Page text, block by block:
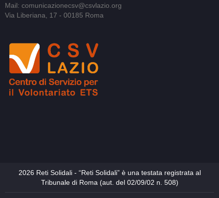
Mail: comunicazionecsv@csvlazio.org
Via Liberiana, 17 - 00185 Roma
2026 Reti Solidali - “Reti Solidali” è una testata registrata al
Tribunale di Roma (aut. del 02/09/02 n. 508)